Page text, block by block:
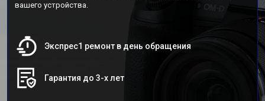
вашего устройства.
Экспрес1 ремонт в день обращения
Гарантия до 3-х лет